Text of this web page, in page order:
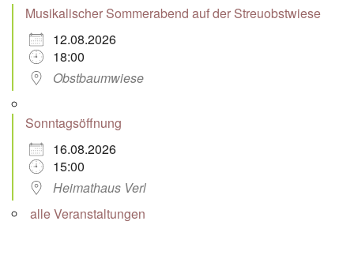
Musikalischer Sommerabend auf der Streuobstwiese
12.08.2026
18:00
Obstbaumwiese
Sonntagsöffnung
16.08.2026
15:00
Heimathaus Verl
alle Veranstaltungen